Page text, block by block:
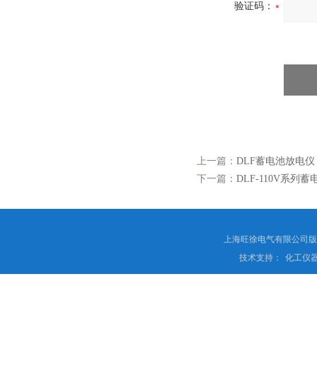
验证码：
上一篇： DLF蓄电池放电仪
下一篇： DLF-110V系列蓄
上海旺徐电气有限公司
技术支持：
化工仪